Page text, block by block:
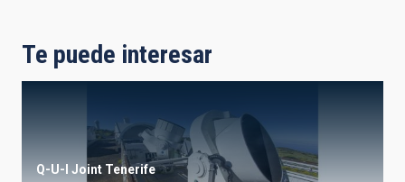
Te puede interesar
Q-U-I Joint Tenerife